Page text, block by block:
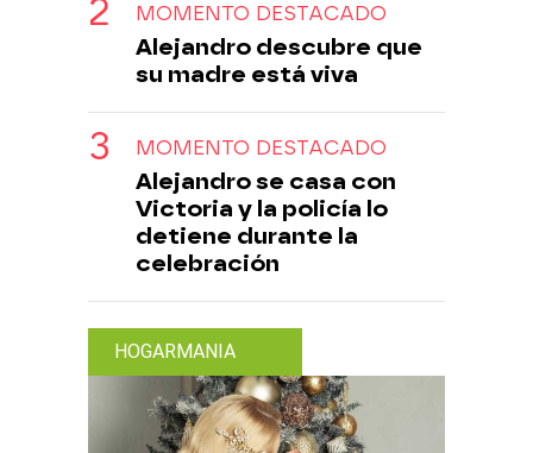
MOMENTO DESTACADO
Alejandro descubre que
su madre está viva
MOMENTO DESTACADO
Alejandro se casa con
Victoria y la policía lo
detiene durante la
celebración
HOGARMANIA